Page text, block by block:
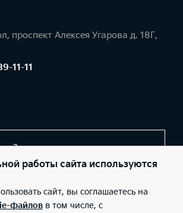
проспект Алексея Угарова д. 18Г,
11-11
Заказать звонок
лица ООО "Оскольская автомобильная
адрес: г. Старый Оскол, проспект
работы сайта используются
сайт, вы соглашаетесь на
файлов в том числе, с